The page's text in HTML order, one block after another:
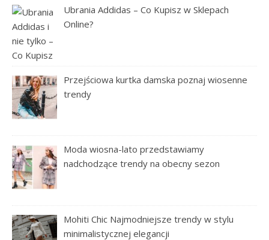
Ubrania Addidas – Co Kupisz w Sklepach
Online?
Przejściowa kurtka damska poznaj wiosenne
trendy
Moda wiosna-lato przedstawiamy
nadchodzące trendy na obecny sezon
Mohiti Chic Najmodniejsze trendy w stylu
minimalistycznej elegancji